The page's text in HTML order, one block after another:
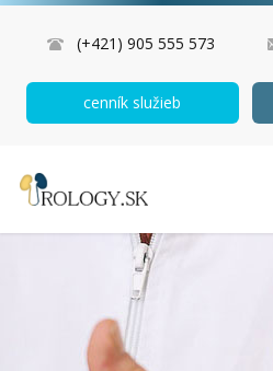
(+421) 905 555 573
cenník služieb